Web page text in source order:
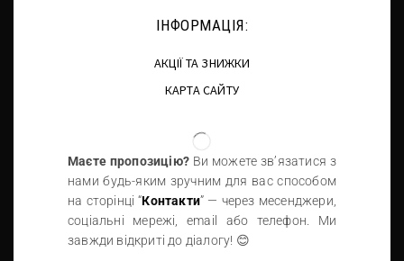
ІНФОРМАЦІЯ:
АКЦІЇ ТА ЗНИЖКИ
КАРТА САЙТУ
Маєте пропозицію? Ви можете зв’язатися з
нами будь-яким зручним для вас способом
на сторінці “Контакти” — через месенджери,
соціальні мережі, email або телефон. Ми
завжди відкриті до діалогу! 😊